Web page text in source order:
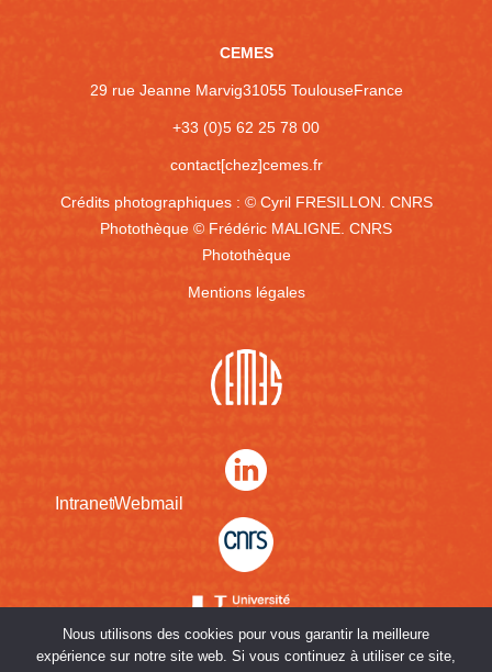
CEMES
29 rue Jeanne Marvig31055 ToulouseFrance
+33 (0)5 62 25 78 00
contact[chez]cemes.fr
Crédits photographiques : © Cyril FRESILLON. CNRS
Photothèque © Frédéric MALIGNE. CNRS
Photothèque
Mentions légales
IntranetWebmail
Nous utilisons des cookies pour vous garantir la meilleure
expérience sur notre site web. Si vous continuez à utiliser ce site,